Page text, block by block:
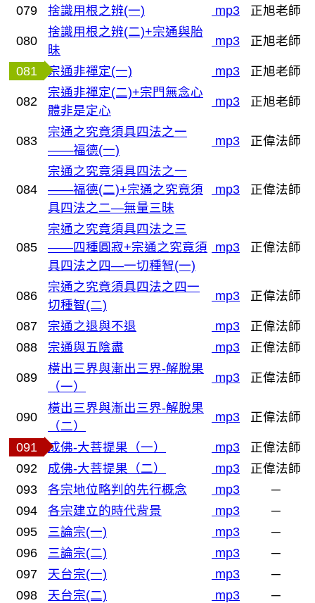
079 捨識用根之辨(一) mp3 正旭老師
080
捨識用根之辨(二)+宗通與胎
昧
mp3 正旭老師
081 宗通非禪定(一) mp3 正旭老師
082
宗通非禪定(二)+宗門無念心
體非是定心
mp3 正旭老師
083
宗通之究竟須具四法之一
——福德(一)
mp3 正偉法師
084
宗通之究竟須具四法之一
——福德(二)+宗通之究竟須
具四法之二—無量三昧
mp3 正偉法師
085
宗通之究竟須具四法之三
——四種圓寂+宗通之究竟須
具四法之四—一切種智(一)
mp3 正偉法師
086
宗通之究竟須具四法之四一
切種智(二)
mp3 正偉法師
087 宗通之退與不退 mp3
正偉法師
088
宗通與五陰盡 mp3 正偉法師
089
橫出三界與漸出三界-解脫果
（一）
mp3 正偉法師
090
橫出三界與漸出三界-解脫果
（二）
mp3 正偉法師
091 成佛-大菩提果（一） mp3
正偉法師
092
成佛-大菩提果（二） mp3
正偉法師
093
各宗地位略判的先行概念 mp3
─
094
各宗建立的時代背景 mp3
─
095
三論宗(一) mp3
─
096
三論宗(二) mp3
─
097
天台宗(一) mp3
─
098
天台宗(二) mp3
─